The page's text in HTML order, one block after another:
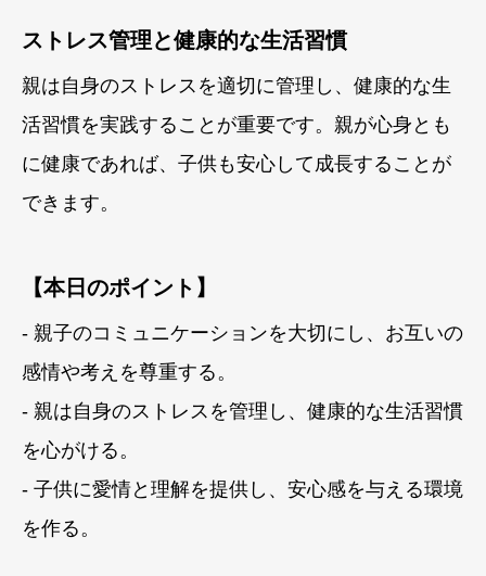
ストレス管理と健康的な生活習慣
親は自身のストレスを適切に管理し、健康的な生
活習慣を実践することが重要です。親が心身とも
に健康であれば、子供も安心して成長することが
できます。
【本日のポイント】
- 親子のコミュニケーションを大切にし、お互いの
感情や考えを尊重する。
- 親は自身のストレスを管理し、健康的な生活習慣
を心がける。
- 子供に愛情と理解を提供し、安心感を与える環境
を作る。